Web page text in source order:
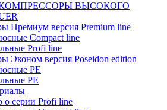
ВЫСОКОГО
Премиум версия Premium line
Compact line
Profi line
Эконом версия Poseidon edition
PE
PE
о серии Profi line